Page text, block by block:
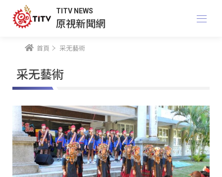
TITV NEWS
原視新聞網
首頁 采无藝術
采无藝術